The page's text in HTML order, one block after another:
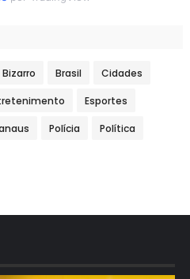
Bizarro Brasil Cidades
Esportes
Polícia Política